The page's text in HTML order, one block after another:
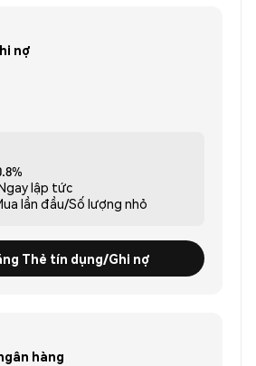
nợ
lập tức
lần đầu/Số lượng nhỏ
Thẻ tín dụng/Ghi nợ
hàng